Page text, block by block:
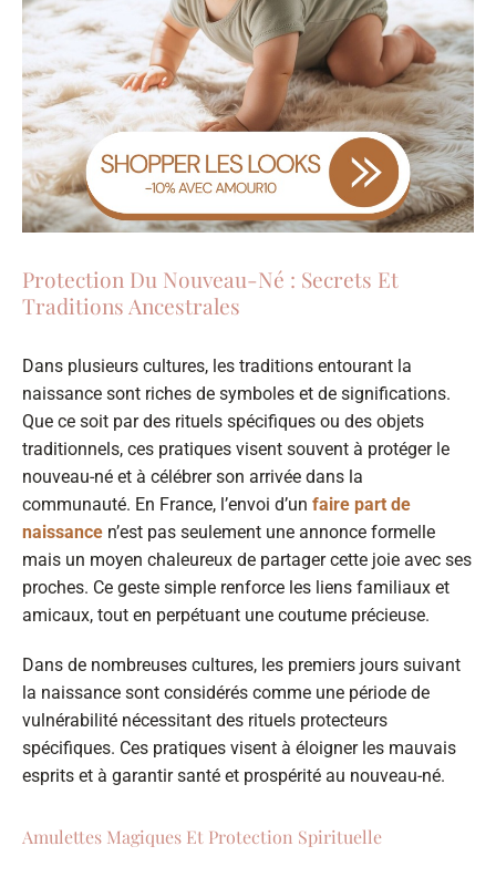
Protection Du Nouveau-Né : Secrets Et
Traditions Ancestrales
Dans plusieurs cultures, les traditions entourant la
naissance sont riches de symboles et de significations.
Que ce soit par des rituels spécifiques ou des objets
traditionnels, ces pratiques visent souvent à protéger le
nouveau-né et à célébrer son arrivée dans la
communauté. En France, l’envoi d’un faire part de
naissance n’est pas seulement une annonce formelle
mais un moyen chaleureux de partager cette joie avec ses
proches. Ce geste simple renforce les liens familiaux et
amicaux, tout en perpétuant une coutume précieuse.
Dans de nombreuses cultures, les premiers jours suivant
la naissance sont considérés comme une période de
vulnérabilité nécessitant des rituels protecteurs
spécifiques. Ces pratiques visent à éloigner les mauvais
esprits et à garantir santé et prospérité au nouveau-né.
Amulettes Magiques Et Protection Spirituelle